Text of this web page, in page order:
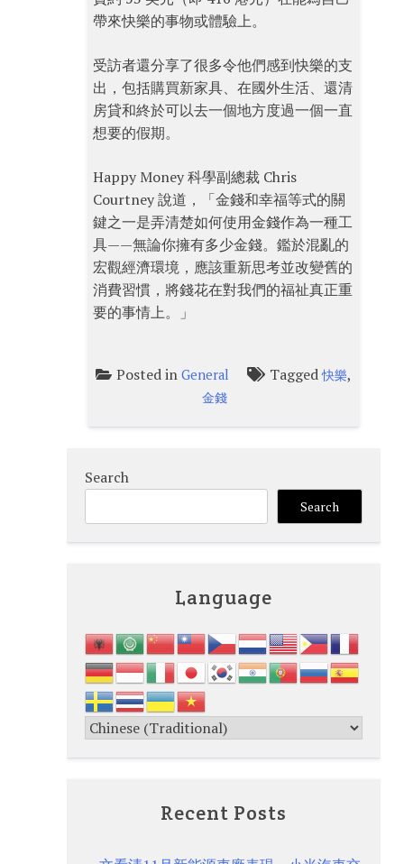
帶來快樂的事物或體驗上。
受訪者還分享了很多令他們感到快樂的支
出，包括購買新家具、在國外生活、還清
房貸和終於可以去一個地方度過一個一直
想要的假期。
Happy Money 科學副總裁 Chris
Courtney 說道，「金錢和幸福等式的關
鍵之一是弄清楚如何使用金錢作為一種工
具——無論你擁有多少金錢。鑑於混亂的
宏觀經濟環境，應該重新思考並改變舊的
消費習慣，將錢花在對我們的福祉真正重
要的事情上。」
Posted inGeneral Tagged快樂,
金錢
Search
Search
Language
Recent Posts